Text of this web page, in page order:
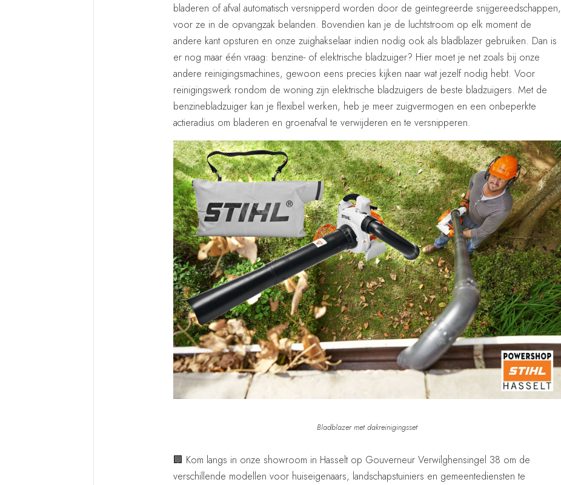
bladeren of afval automatisch versnipperd worden door de geïntegreerde snijgereedschappen,
voor ze in de opvangzak belanden. Bovendien kan je de luchtstroom op elk moment de
andere kant opsturen en onze zuighakselaar indien nodig ook als bladblazer gebruiken. Dan is
er nog maar één vraag: benzine- of elektrische bladzuiger? Hier moet je net zoals bij onze
andere reinigingsmachines, gewoon eens precies kijken naar wat jezelf nodig hebt. Voor
reinigingswerk rondom de woning zijn elektrische bladzuigers de beste bladzuigers. Met de
benzinebladzuiger kan je flexibel werken, heb je meer zuigvermogen en een onbeperkte
actieradius om bladeren en groenafval te verwijderen en te versnipperen.
Bladblazer met dakreinigingsset
🏢 Kom langs in onze showroom in Hasselt op Gouverneur Verwilghensingel 38 om de
verschillende modellen voor huiseigenaars, landschapstuiniers en gemeentediensten te